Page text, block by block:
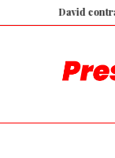
contra Goliat în